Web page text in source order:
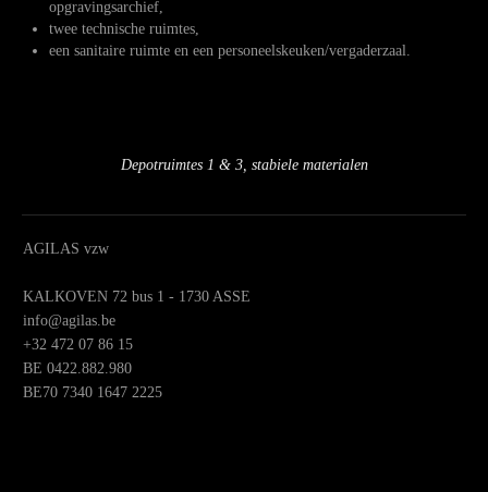
opgravingsarchief,
twee technische ruimtes,
een sanitaire ruimte en een personeelskeuken/vergaderzaal.
Depotruimtes 1 & 3, stabiele materialen
AGILAS vzw
KALKOVEN 72 bus 1 - 1730 ASSE
info@agilas.be
+32 472 07 86 15
BE 0422.882.980
BE70 7340 1647 2225